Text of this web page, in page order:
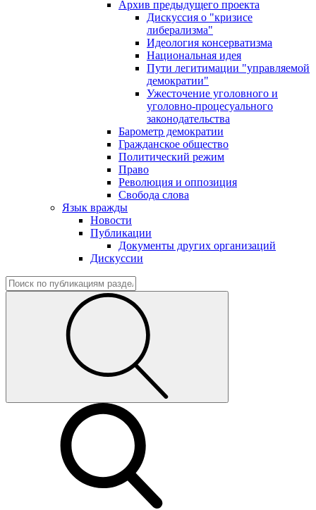
Архив предыдущего проекта
Дискуссия о "кризисе
либерализма"
Идеология консерватизма
Национальная идея
Пути легитимации "управляемой
демократии"
Ужесточение уголовного и
уголовно-процесуального
законодательства
Барометр демократии
Гражданское общество
Политический режим
Право
Революция и оппозиция
Свобода слова
Язык вражды
Новости
Публикации
Документы других организаций
Дискуссии